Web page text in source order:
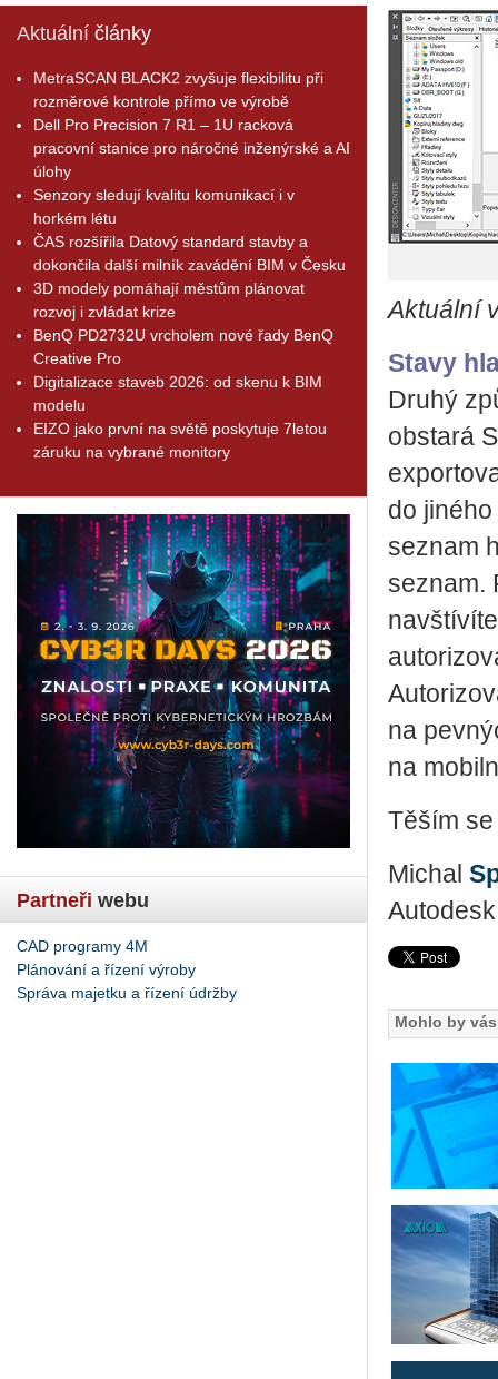
Aktuální články
MetraSCAN BLACK2 zvyšuje flexibilitu při
rozměrové kontrole přímo ve výrobě
Dell Pro Precision 7 R1 – 1U racková
pracovní stanice pro náročné inženýrské a AI
úlohy
Senzory sledují kvalitu komunikací i v
horkém létu
ČAS rozšířila Datový standard stavby a
dokončila další milník zavádění BIM v Česku
3D modely pomáhají městům plánovat
rozvoj i zvládat krize
BenQ PD2732U vrcholem nové řady BenQ
Creative Pro
Digitalizace staveb 2026: od skenu k BIM
modelu
EIZO jako první na světě poskytuje 7letou
záruku na vybrané monitory
Partneři webu
CAD programy 4M
Plánování a řízení výroby
Správa majetku a řízení údržby
Aktuální
Stavy
Druhý
obstará
do
seznam
seznam.
na
na
Těším
Michal
Mohlo by